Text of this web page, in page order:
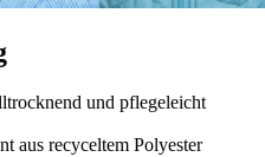
und pflegeleicht
aus recyceltem Polyester